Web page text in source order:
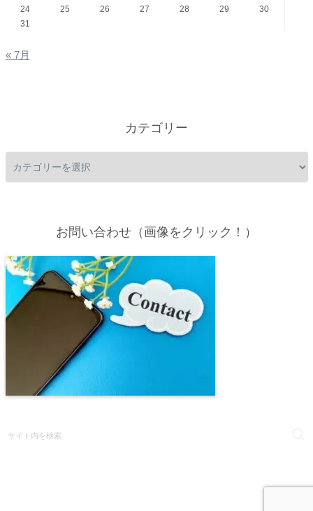
24
25 26 27 28 29
30
31
« 7月
カテゴリー
お問い合わせ（画像をクリック！）